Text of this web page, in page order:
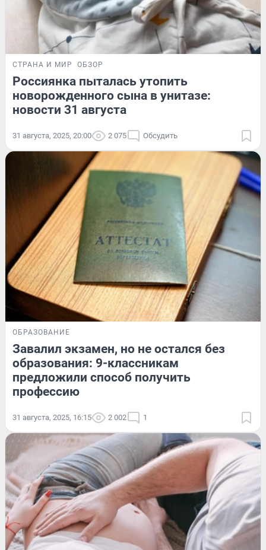
СТРАНА И МИР ОБЗОР
Россиянка пыталась утопить
новорожденного сына в унитазе:
новости 31 августа
31 августа, 2025, 20:00 2 075 Обсудить
ОБРАЗОВАНИЕ
Завалил экзамен, но не остался без
образования: 9-классникам
предложили способ получить
профессию
31 августа, 2025, 16:15 2 002 1